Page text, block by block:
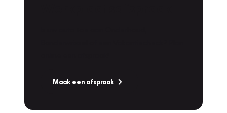
Maak een afspraak